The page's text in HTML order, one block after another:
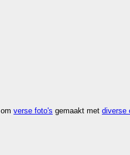
omverse foto's gemaakt metdiverse